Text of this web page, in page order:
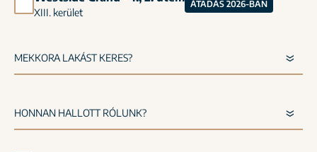
XIII. kerület
ÁTADÁS 2026-BAN